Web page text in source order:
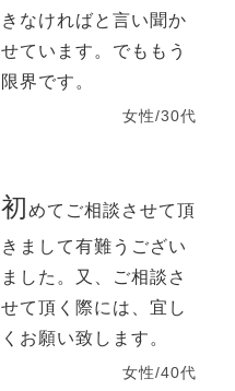
きなければと言い聞か
せています。でももう
限界です。
女性/30代
初めてご相談させて頂
きまして有難うござい
ました。又、ご相談さ
せて頂く際には、宜し
くお願い致します。
女性/40代